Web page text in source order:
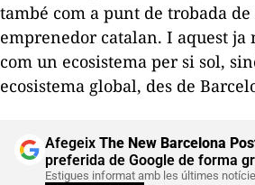
també com a punt de trobada
emprenedor catalan. I aquest ja
com un ecosistema per si sol,
ecosistema global, des de
Afegeix The New Barcelona
preferida de Google de forma
Estigues informat amb les últimes